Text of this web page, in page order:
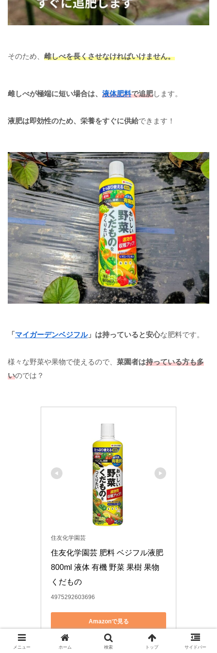
そのため、 雌しべを長くさせなければいけません。
雌しべが極端に短い場合は、 液体肥料で追肥します。
液肥は即効性のため、栄養をすぐに供給できます！
「マイガーデンベジフル」は持っていると安心な肥料です。
様々な野菜や果物で使えるので、 菜園者は持っている方も多
いのでは？
住友化学園芸
住友化学園芸 肥料 ベジフル液肥
800ml 液体 有機 野菜 果樹 果物
くだもの
4975292603696
Amazonで見る
楽天市場で見る
メニュー ホーム 検索 トップ サイドバー